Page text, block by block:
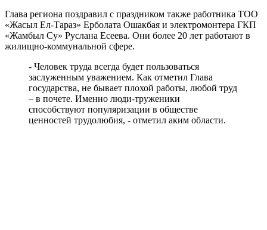
Глава региона поздравил с праздником также работника ТОО
«Жасыл Ел-Тараз» Ерболата Ошакбая и электромонтера ГКП
«Жамбыл Су» Руслана Есеева. Они более 20 лет работают в
жилищно-коммунальной сфере.
- Человек труда всегда будет пользоваться
заслуженным уважением. Как отметил Глава
государства, не бывает плохой работы, любой труд
– в почете. Именно люди-труженики
способствуют популяризации в обществе
ценностей трудолюбия, - отметил аким области.